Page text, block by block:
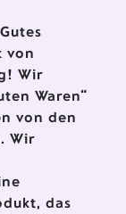
von
Wir
Waren“
von den
Wir
das